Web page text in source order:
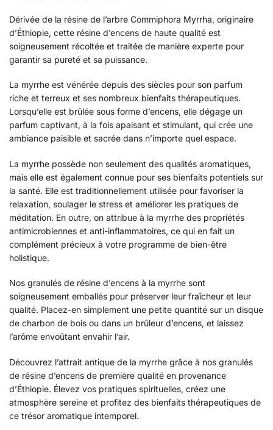
Dérivée de la résine de l’arbre Commiphora Myrrha, originaire
d’Éthiopie, cette résine d’encens de haute qualité est
soigneusement récoltée et traitée de manière experte pour
garantir sa pureté et sa puissance.
La myrrhe est vénérée depuis des siècles pour son parfum
riche et terreux et ses nombreux bienfaits thérapeutiques.
Lorsqu’elle est brûlée sous forme d’encens, elle dégage un
parfum captivant, à la fois apaisant et stimulant, qui crée une
ambiance paisible et sacrée dans n’importe quel espace.
La myrrhe possède non seulement des qualités aromatiques,
mais elle est également connue pour ses bienfaits potentiels sur
la santé. Elle est traditionnellement utilisée pour favoriser la
relaxation, soulager le stress et améliorer les pratiques de
méditation. En outre, on attribue à la myrrhe des propriétés
antimicrobiennes et anti-inflammatoires, ce qui en fait un
complément précieux à votre programme de bien-être
holistique.
Nos granulés de résine d’encens à la myrrhe sont
soigneusement emballés pour préserver leur fraîcheur et leur
qualité. Placez-en simplement une petite quantité sur un disque
de charbon de bois ou dans un brûleur d’encens, et laissez
l’arôme envoûtant envahir l’air.
Découvrez l’attrait antique de la myrrhe grâce à nos granulés
de résine d’encens de première qualité en provenance
d’Éthiopie. Élevez vos pratiques spirituelles, créez une
atmosphère sereine et profitez des bienfaits thérapeutiques de
ce trésor aromatique intemporel.